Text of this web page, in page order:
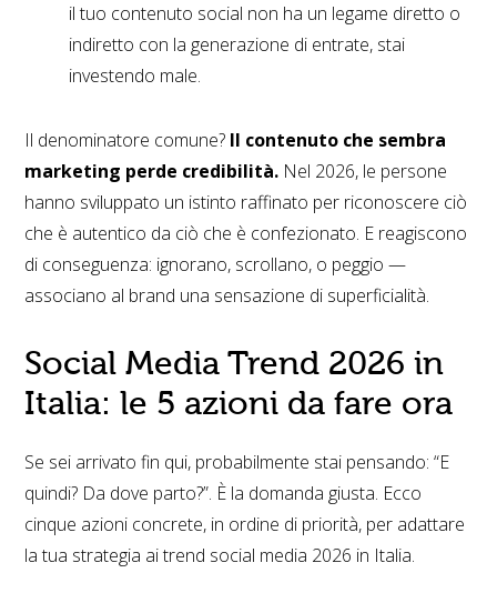
il tuo contenuto social non ha un legame diretto o
indiretto con la generazione di entrate, stai
investendo male.
Il denominatore comune? Il contenuto che sembra
marketing perde credibilità. Nel 2026, le persone
hanno sviluppato un istinto raffinato per riconoscere ciò
che è autentico da ciò che è confezionato. E reagiscono
di conseguenza: ignorano, scrollano, o peggio —
associano al brand una sensazione di superficialità.
Social Media Trend 2026 in
Italia: le 5 azioni da fare ora
Se sei arrivato fin qui, probabilmente stai pensando: “E
quindi? Da dove parto?”. È la domanda giusta. Ecco
cinque azioni concrete, in ordine di priorità, per adattare
la tua strategia ai trend social media 2026 in Italia.